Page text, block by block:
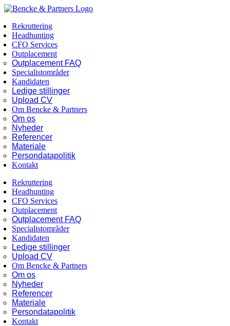
Skip
content
Facebook
LinkedIn
Rekruttering
Headhunting
CFO Services
Outplacement
Outplacement FAQ
Specialistområder
Kandidaten
Ledige stillinger
Upload CV
Om Bencke & Partners
Om os
Nyheder
Referencer
Materiale
Persondatapolitik
Kontakt
Rekruttering
Headhunting
CFO Services
Outplacement
Outplacement FAQ
Specialistområder
Kandidaten
Ledige stillinger
Upload CV
Om Bencke & Partners
Om os
Nyheder
Referencer
Materiale
Persondatapolitik
Kontakt